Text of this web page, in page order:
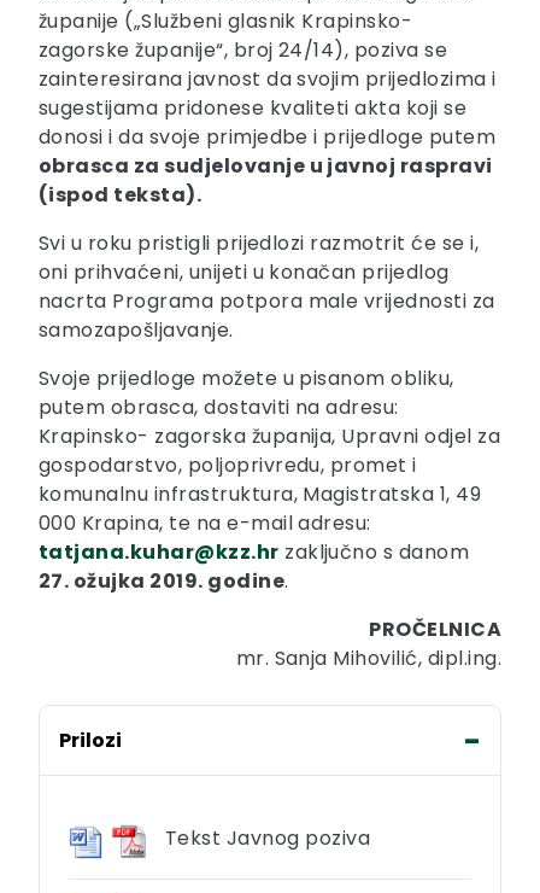
županije („Službeni glasnik Krapinsko-
zagorske županije“, broj 24/14), poziva se
zainteresirana javnost da svojim prijedlozima i
sugestijama pridonese kvaliteti akta koji se
donosi i da svoje primjedbe i prijedloge putem
obrasca za sudjelovanje u javnoj raspravi
(ispod teksta).
Svi u roku pristigli prijedlozi razmotrit će se i,
oni prihvaćeni, unijeti u konačan prijedlog
nacrta Programa potpora male vrijednosti za
samozapošljavanje.
Svoje prijedloge možete u pisanom obliku,
putem obrasca, dostaviti na adresu:
Krapinsko- zagorska županija, Upravni odjel za
gospodarstvo, poljoprivredu, promet i
komunalnu infrastruktura, Magistratska 1, 49
000 Krapina, te na e-mail adresu:
tatjana.kuhar@kzz.hr zaključno s danom
27. ožujka 2019. godine.
PROČELNICA
mr. Sanja Mihovilić, dipl.ing.
Prilozi
Tekst Javnog poziva